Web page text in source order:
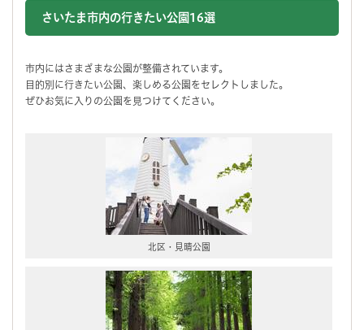
さいたま市内の行きたい公園16選
市内にはさまざまな公園が整備されています。
目的別に行きたい公園、楽しめる公園をセレクトしました。
ぜひお気に入りの公園を見つけてください。
北区・見晴公園